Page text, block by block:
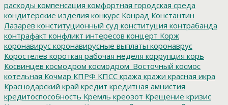
расходы компенсация комфортная городская среда
кондитерские изделия конкурс Конрад Константин
Лазарев конституционный суд конституция контрабанда
контрафакт конфликт интересов концерт Корж
коронавирус коронавирусные выплаты коронаврус
Коростелев короткая рабочая неделя коррупция корь
Косвинцев космодром космодром_Восточный космос
котельная Кочмар КПРФ КПСС кража кражи красная икра
Краснодарский край кредит кредитная амнистия
кредитоспособность Кремль креозот Крещение кризис